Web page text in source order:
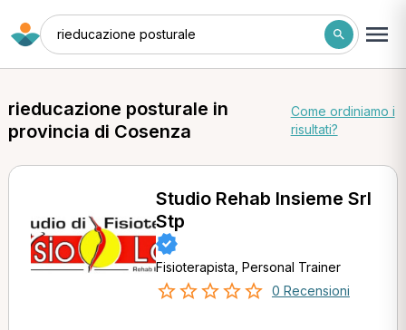
rieducazione posturale
rieducazione posturale in
provincia di Cosenza
Come ordiniamo i
risultati?
Studio Rehab Insieme Srl
Stp
Fisioterapista, Personal Trainer
0 Recensioni